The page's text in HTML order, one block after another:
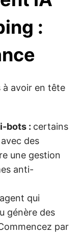
:
à avoir en tête
bots : certains
des
une gestion
anti-
qui
génère des
par